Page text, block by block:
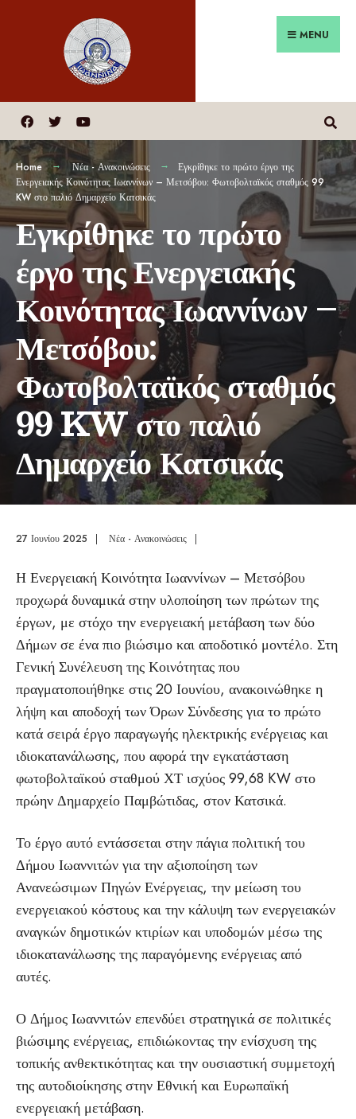
MENU
Home Νέα - Ανακοινώσεις
Εγκρίθηκε το πρώτο έργο της
Ενεργειακής Κοινότητας Ιωαννίνων – Μετσόβου: Φωτοβολταϊκός σταθμός 99
KW στο παλιό Δημαρχείο Κατσικάς
Εγκρίθηκε το πρώτο
έργο της Ενεργειακής
Κοινότητας Ιωαννίνων –
Μετσόβου:
Φωτοβολταϊκός σταθμός
99 KW στο παλιό
Δημαρχείο Κατσικάς
27 Ιουνίου 2025 | Νέα - Ανακοινώσεις |
Η Ενεργειακή Κοινότητα Ιωαννίνων – Μετσόβου
προχωρά δυναμικά στην υλοποίηση των πρώτων της
έργων, με στόχο την ενεργειακή μετάβαση των δύο
Δήμων σε ένα πιο βιώσιμο και αποδοτικό μοντέλο. Στη
Γενική Συνέλευση της Κοινότητας που
πραγματοποιήθηκε στις 20 Ιουνίου, ανακοινώθηκε η
λήψη και αποδοχή των Όρων Σύνδεσης για το πρώτο
κατά σειρά έργο παραγωγής ηλεκτρικής ενέργειας και
ιδιοκατανάλωσης, που αφορά την εγκατάσταση
φωτοβολταϊκού σταθμού ΧΤ ισχύος 99,68 KW στο
πρώην Δημαρχείο Παμβώτιδας, στον Κατσικά.
Το έργο αυτό εντάσσεται στην πάγια πολιτική του
Δήμου Ιωαννιτών για την αξιοποίηση των
Ανανεώσιμων Πηγών Ενέργειας, την μείωση του
ενεργειακού κόστους και την κάλυψη των ενεργειακών
αναγκών δημοτικών κτιρίων και υποδομών μέσω της
ιδιοκατανάλωσης της παραγόμενης ενέργειας από
αυτές.
Ο Δήμος Ιωαννιτών επενδύει στρατηγικά σε πολιτικές
βιώσιμης ενέργειας, επιδιώκοντας την ενίσχυση της
τοπικής ανθεκτικότητας και την ουσιαστική συμμετοχή
της αυτοδιοίκησης στην Εθνική και Ευρωπαϊκή
ενεργειακή μετάβαση.